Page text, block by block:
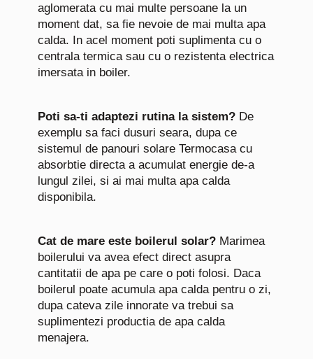
aglomerata cu mai multe persoane la un
moment dat, sa fie nevoie de mai multa apa
calda. In acel moment poti suplimenta cu o
centrala termica sau cu o rezistenta electrica
imersata in boiler.
Poti sa-ti adaptezi rutina la sistem? De
exemplu sa faci dusuri seara, dupa ce
sistemul de panouri solare Termocasa cu
absorbtie directa a acumulat energie de-a
lungul zilei, si ai mai multa apa calda
disponibila.
Cat de mare este boilerul solar? Marimea
boilerului va avea efect direct asupra
cantitatii de apa pe care o poti folosi. Daca
boilerul poate acumula apa calda pentru o zi,
dupa cateva zile innorate va trebui sa
suplimentezi productia de apa calda
menajera.